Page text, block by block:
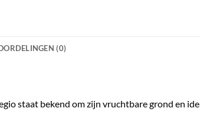
(0)
staat bekend om zijn vruchtbare grond en